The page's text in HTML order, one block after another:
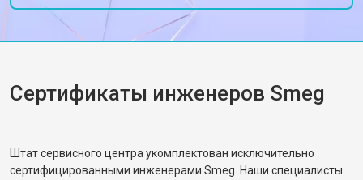
Сертификаты инженеров Smeg
Штат сервисного центра укомплектован исключительно
сертифицированными инженерами Smeg. Наши специалисты